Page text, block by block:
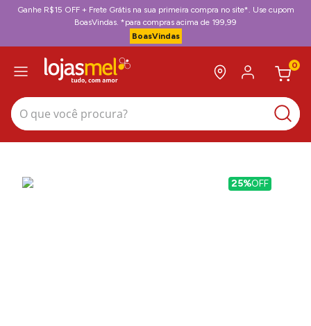
Ganhe R$15 OFF + Frete Grátis na sua primeira compra no site*. Use cupom
BoasVindas. *para compras acima de 199,99
BoasVindas
0
O que você procura?
25%OFF